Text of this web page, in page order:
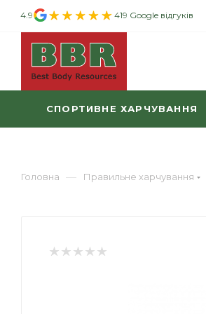
4.9 419 Google відгуків
СПОРТИВНЕ ХАРЧУВАННЯ
Головна — Правильне харчування